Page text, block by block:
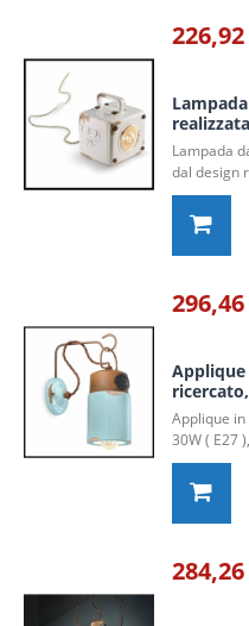
226,92
Lampada
dal design
296,46
Applique
Applique
30W ( E27
284,26